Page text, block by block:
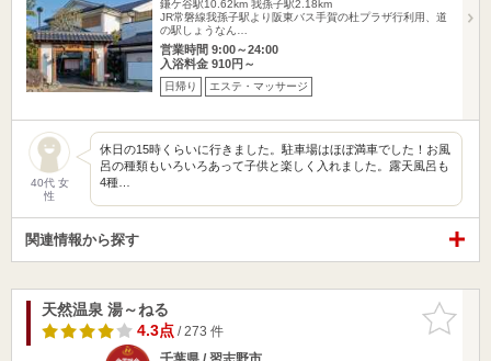
鎌ケ谷駅10.62km 我孫子駅2.18km
JR常磐線我孫子駅より阪東バス手賀の杜プラザ行利用、道
の駅しょうなん…
営業時間 9:00～24:00
入浴料金 910円～
日帰り エステ・マッサージ
40代 女
性
休日の15時くらいに行きました。駐車場はほぼ満車でした！お風
呂の種類もいろいろあって子供と楽しく入れました。露天風呂も
4種…
関連情報から探す
お気に入
りに追加
天然温泉 湯～ねる
4.3点/ 273 件